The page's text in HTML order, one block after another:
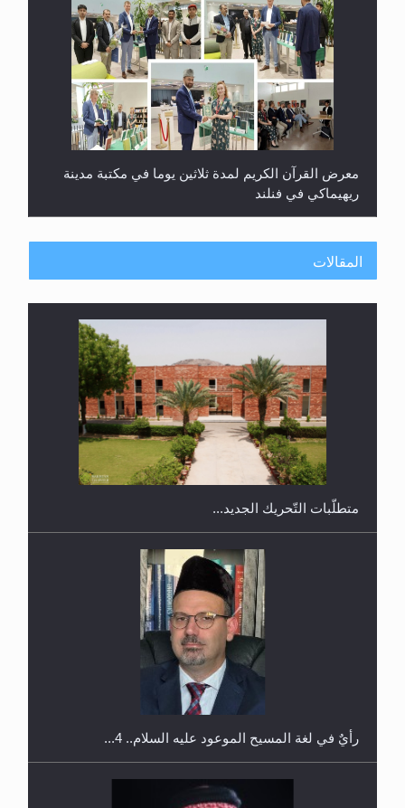
ندوة حول نظام الوصية في الجماعة الأحمدية في
اليوم الوطني الرياضي لمجلس أنصار الله في هولندا
المقالات
متطلَّبات التّحريك الجديد...
رأيٌ في لغة المسيح الموعود عليه السلام.. 4...
الهجرة: بحث عن الأمن والسلام في سبيل إرساء الأمن